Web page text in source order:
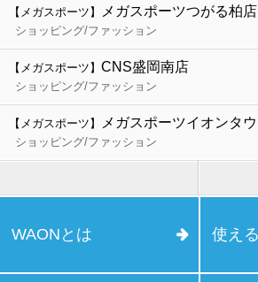
【メガスポーツ】 メガスポーツつがる柏店
ショッピング/ファッション
【メガスポーツ】 CNS盛岡南店
ショッピング/ファッション
【メガスポーツ】 メガスポーツイオンタ
ショッピング/ファッション